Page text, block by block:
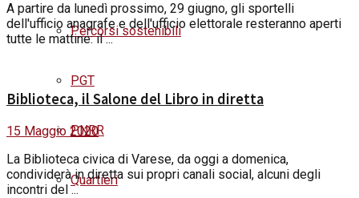
Percorsi sostenibili
PGT
PNRR
Quartieri
A partire da lunedì prossimo, 29 giugno, gli sportelli
dell'ufficio anagrafe e dell'ufficio elettorale resteranno aperti
tutte le mattine: il ...
Biblioteca, il Salone del Libro in diretta
15 Maggio 2020
La Biblioteca civica di Varese, da oggi a domenica,
condividerà in diretta sui propri canali social, alcuni degli
incontri del ...